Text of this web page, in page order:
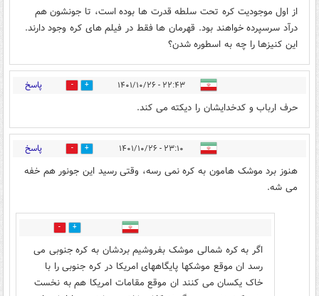
از اول موجودیت کره تحت سلطه قدرت ها بوده است، تا جونشون هم
درآد سرسپرده خواهند بود. قهرمان ها فقط در فیلم های کره وجود دارند.
این کنیزها را چه به اسطوره شدن؟
۲۲:۴۳ - ۱۴۰۱/۱۰/۲۶ 2 پاسخ
حرف ارباب و کدخدایشان را دیکته می کند.
۲۳:۱۰ - ۱۴۰۱/۱۰/۲۶ 3 پاسخ
هنوز برد موشک هامون به کره نمی رسه، وقتی رسید این جونور هم خفه
می شه.
0
اگر به کره شمالی موشک بفروشیم بردشان به کره جنوبی می
رسد ان موقع موشکها پایگاههای امریکا در کره جنوبی را با
خاک یکسان می کنند ان موقع مقامات امریکا هم به نخست